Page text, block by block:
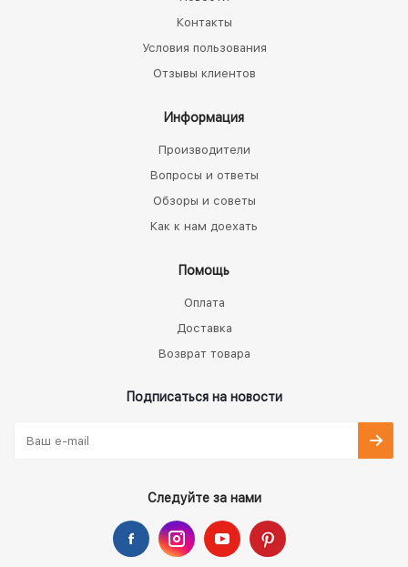
Контакты
Условия пользования
Отзывы клиентов
Информация
Производители
Вопросы и ответы
Обзоры и советы
Как к нам доехать
Помощь
Оплата
Доставка
Возврат товара
Подписаться на новости
Следуйте за нами